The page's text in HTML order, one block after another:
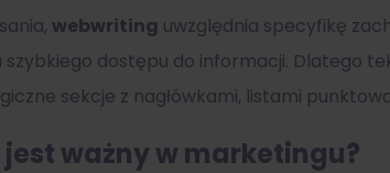
webwriting uwzględnia specyfikę
dostępu do informacji. Dlatego
sekcje z nagłówkami, listami
ważny w marketingu?